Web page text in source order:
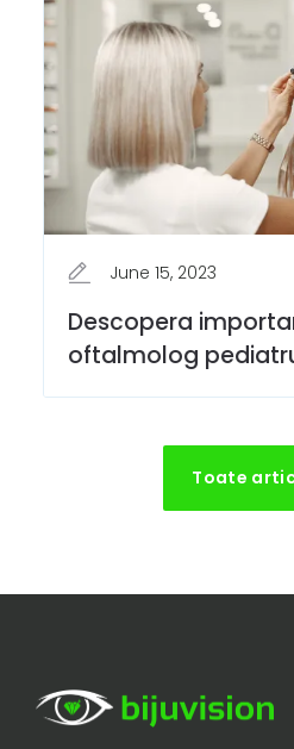
June 15, 2023
Descopera
oftalmolog
Toate